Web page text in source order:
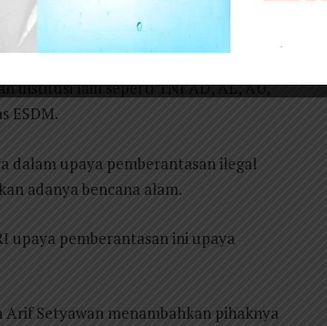
satu dari lokasi Jombang” kata
(16/03/2020).
institusi lain seperti TNI AD, AL, AU,
ESDM.
dalam upaya pemberantasan ilegal
adanya bencana alam.
upaya pemberantasan ini upaya
Arif Setyawan menambahkan pihaknya